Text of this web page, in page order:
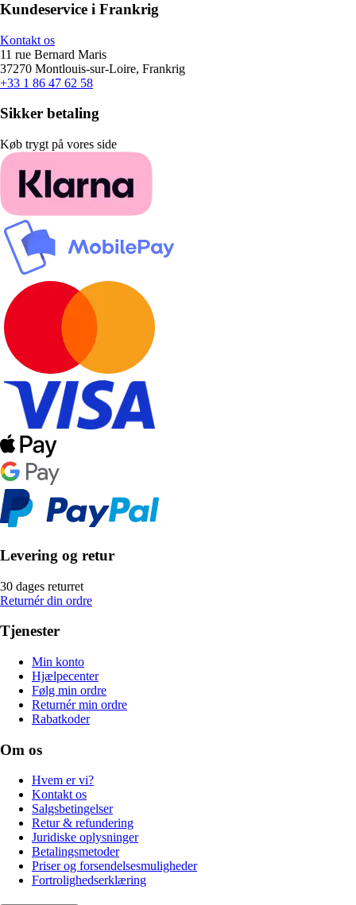
Kundeservice i Frankrig
Kontakt os
11 rue Bernard Maris
37270 Montlouis-sur-Loire, Frankrig
+33 1 86 47 62 58
Sikker betaling
Køb trygt på vores side
Levering og retur
30 dages returret
Returnér din ordre
Tjenester
Min konto
Hjælpecenter
Følg min ordre
Returnér min ordre
Rabatkoder
Om os
Hvem er vi?
Kontakt os
Salgsbetingelser
Retur & refundering
Juridiske oplysninger
Betalingsmetoder
Priser og forsendelsesmuligheder
Fortrolighedserklæring